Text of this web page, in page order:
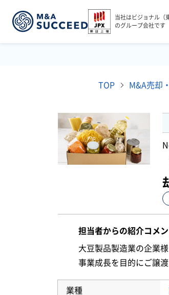
当社はビジョナル（
のグループ会社です
TOP M&A売却
担当者からの紹介コメン
大豆製品製造業の企業様
事業成長を目的にご譲
業種